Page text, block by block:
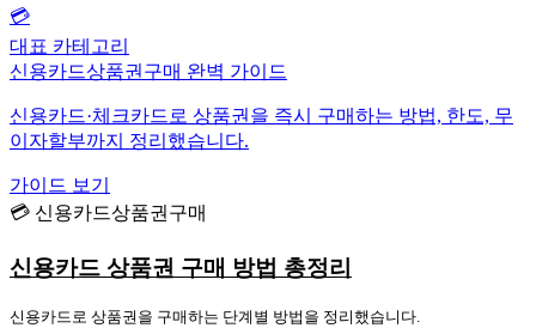
💳
대표 카테고리
신용카드상품권구매 완벽 가이드
신용카드·체크카드로 상품권을 즉시 구매하는 방법, 한도, 무
이자할부까지 정리했습니다.
가이드 보기
💳 신용카드상품권구매
신용카드 상품권 구매 방법 총정리
신용카드로 상품권을 구매하는 단계별 방법을 정리했습니다.